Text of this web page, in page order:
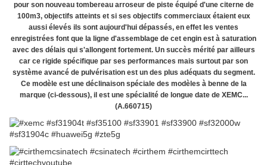
pour son nouveau tombereau arroseur de piste équipé d'une citerne de
100m3, objectifs atteints et si ses objectifs commerciaux étaient eux
aussi élevés ils sont aujourd'hui dépassés, en effet les ventes
enregistrées font que la ligne d'assemblage de cet engin est à saturation
avec des délais qui s'allongent fortement. Un succès mérité par ailleurs
car ce rigide spécifique par ses performances mais surtout par son
système avancé de pulvérisation est un des plus adéquats du segment.
Ce modèle est une déclinaison spéciale des modèles à benne de la
marque (ci-dessous), il est une spécialité de longue date de XEMC...
(A.660715)